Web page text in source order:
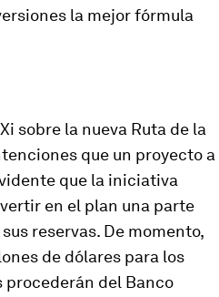
la mejor fórmula
sobre la nueva Ruta de la
que un proyecto a
que la iniciativa
en el plan una parte
reservas. De momento,
de dólares para los
del Banco